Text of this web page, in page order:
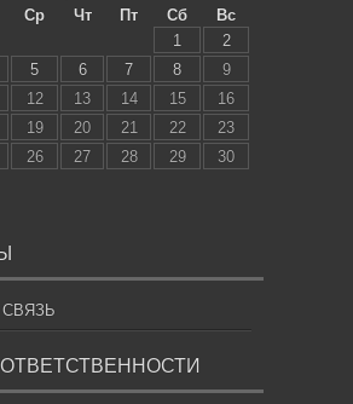
Ср Чт Пт Сб
Вс
1
2
5 6 7 8
9
12 13 14 15
16
19 20 21 22
23
26 27 28 29
30